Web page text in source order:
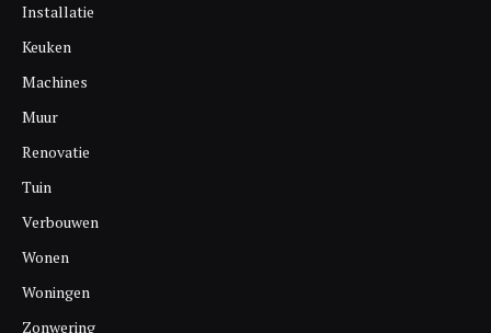
Installatie
Keuken
Machines
Muur
Renovatie
Tuin
Verbouwen
Wonen
Woningen
Zonwering